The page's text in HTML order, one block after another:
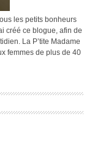
les petits bonheurs
créé ce blogue, afin de
La P’tite Madame
femmes de plus de 40